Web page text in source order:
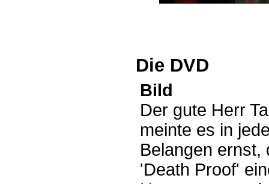
Die DVD
Bild
Der gute Herr
meinte es in
Belangen ernst,
'Death Proof'